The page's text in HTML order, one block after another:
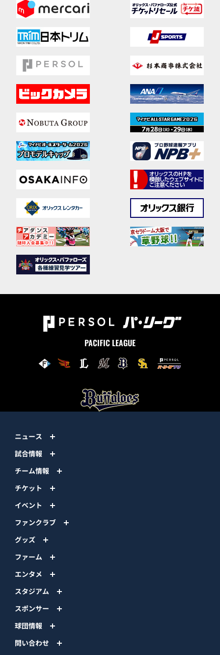
PACIFIC LEAGUE
ニュース
試合情報
チーム情報
チケット
イベント
ファンクラブ
グッズ
ファーム
エンタメ
スタジアム
スポンサー
球団情報
問い合わせ